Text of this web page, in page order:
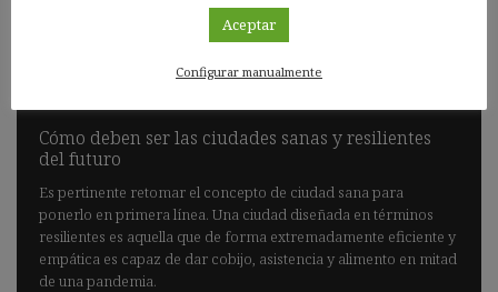
Cómo deben ser las ciudades sanas y resilientes
del futuro
Es pertinente retomar el concepto de ciudad sana para
ponerlo en primera línea. Una ciudad diseñada en términos
resilientes es aquella que de forma extremadamente eficiente y
empática es capaz de dar cobijo, asistencia y alimento en mitad
de una pandemia.
Aceptar
Configurar manualmente